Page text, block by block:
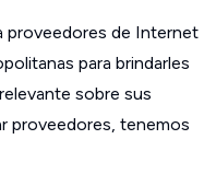
proveedores de Internet
para brindarles
sobre sus
proveedores, tenemos